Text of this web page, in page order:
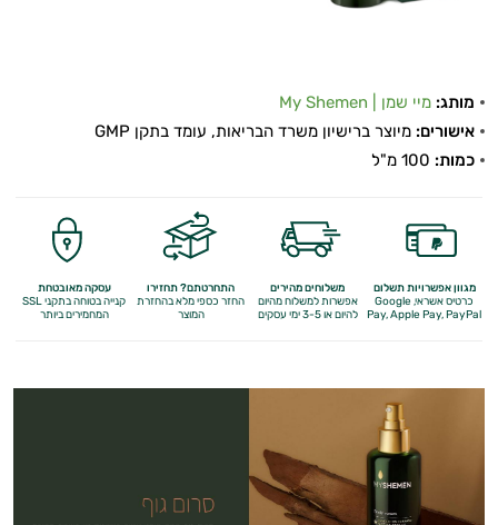
מותג: מיי שמן | My Shemen
אישורים: מיוצר ברישיון משרד הבריאות, עומד בתקן GMP
כמות:
מגוון אפשרויות תשלום
כרטיס אשראי, Google
Pay,Apple Pay, PayPal
משלוחים מהירים
אפשרות למשלוח מהיום
להיום או 3-5 ימי עסקים
התחרטתם? תחזירו
החזר כספי מלאבהחזרת
המוצר
עסקה מאובטחת
קנייה בטוחה בתקני SSL
המחמירים ביותר